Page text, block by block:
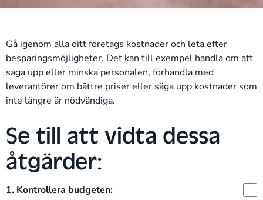
Gå igenom alla ditt företags kostnader och leta efter
besparingsmöjligheter. Det kan till exempel handla om att
säga upp eller minska personalen, förhandla med
leverantörer om bättre priser eller säga upp kostnader som
inte längre är nödvändiga.
Se till att vidta dessa
åtgärder:
1. Kontrollera budgeten: